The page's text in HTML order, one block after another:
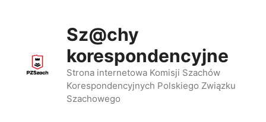
Sz@chy
korespondencyjne
Strona internetowa Komisji Szachów
Korespondencyjnych Polskiego Związku
Szachowego